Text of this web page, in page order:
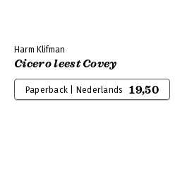
Harm Klifman
Cicero leest Covey
Paperback | Nederlands 19,50